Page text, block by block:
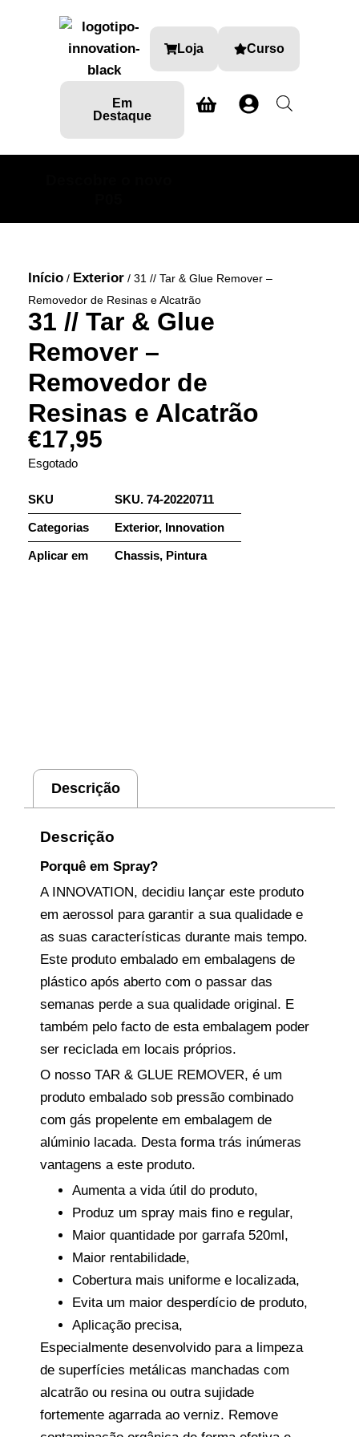
Loja Curso
Em
Destaque
Início / Exterior / 31 // Tar & Glue Remover –
Removedor de Resinas e Alcatrão
31 // Tar & Glue
Remover –
Removedor de
Resinas e Alcatrão
€17,95
Esgotado
SKU SKU. 74-20220711
Categorias Exterior, Innovation
Aplicar em Chassis, Pintura
Descrição
Descrição
Porquê em Spray?
A INNOVATION, decidiu lançar este produto
em aerossol para garantir a sua qualidade e
as suas características durante mais tempo.
Este produto embalado em embalagens de
plástico após aberto com o passar das
semanas perde a sua qualidade original. E
também pelo facto de esta embalagem poder
ser reciclada em locais próprios.
O nosso TAR & GLUE REMOVER, é um
produto embalado sob pressão combinado
com gás propelente em embalagem de
alúminio lacada. Desta forma trás inúmeras
vantagens a este produto.
Aumenta a vida útil do produto,
Produz um spray mais fino e regular,
Maior quantidade por garrafa 520ml,
Maior rentabilidade,
Cobertura mais uniforme e localizada,
Evita um maior desperdício de produto,
Aplicação precisa,
Especialmente desenvolvido para a limpeza
de superfícies metálicas manchadas com
alcatrão ou resina ou outra sujidade
fortemente agarrada ao verniz. Remove